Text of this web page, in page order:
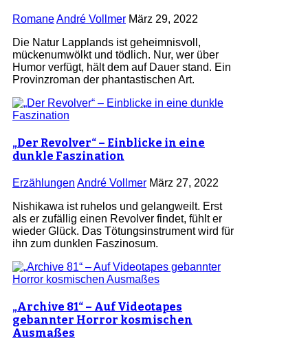
RomaneAndré Vollmer März 29, 2022
Die Natur Lapplands ist geheimnisvoll,
mückenumwölkt und tödlich. Nur, wer über
Humor verfügt, hält dem auf Dauer stand. Ein
Provinzroman der phantastischen Art.
„Der Revolver“ – Einblicke in eine
dunkle Faszination
Erzählungen André Vollmer März 27, 2022
Nishikawa ist ruhelos und gelangweilt. Erst
als er zufällig einen Revolver findet, fühlt er
wieder Glück. Das Tötungsinstrument wird für
ihn zum dunklen Faszinosum.
„Archive 81“ – Auf Videotapes
gebannter Horror kosmischen
Ausmaßes